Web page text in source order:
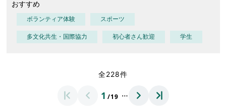
おすすめ
ボランティア体験 スポーツ
多文化共生・国際協力 初心者さん歓迎 学生
全228件
1 /19 …